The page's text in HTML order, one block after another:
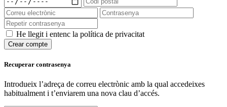
He llegit i entenc la política de privacitat
Crear compte
Recuperar contrasenya
Introdueix l’adreça de correu electrònic amb la qual accedeixes
habitualment i t’enviarem una nova clau d’accés.